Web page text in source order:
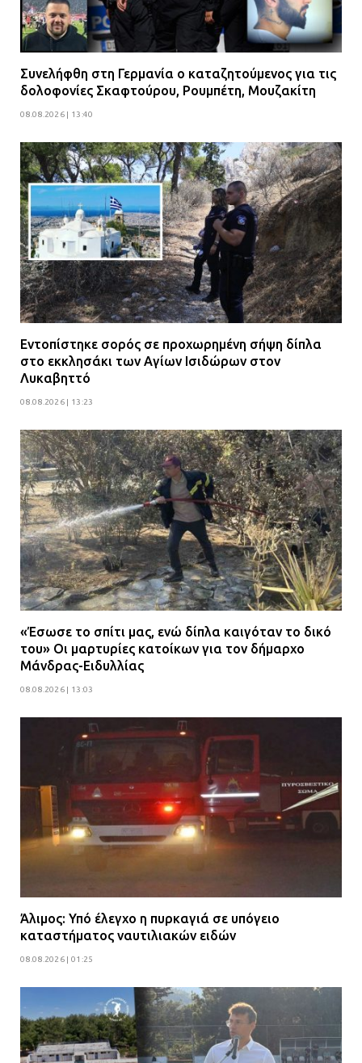
αστυνομικών
08.07.2026 | 16:24
Ο δήμαρχος Μάνδρας δώρισε όλους
τους μισθούς του 2025 στο Θριάσιο
08.07.2026 | 15:02
Συνελήφθη στη Γερμανία ο καταζητούμενος για τις
δολοφονίες Σκαφτούρου, Ρουμπέτη, Μουζακίτη
08.08.2026 | 13:40
Εντοπίστηκε σορός σε προχωρημένη σήψη δίπλα
στο εκκλησάκι των Αγίων Ισιδώρων στον
Λυκαβηττό
08.08.2026 | 13:23
«Έσωσε το σπίτι μας, ενώ δίπλα καιγόταν το δικό
του» Οι μαρτυρίες κατοίκων για τον δήμαρχο
Μάνδρας-Ειδυλλίας
08.08.2026 | 13:03
Άλιμος: Υπό έλεγχο η πυρκαγιά σε υπόγειο
καταστήματος ναυτιλιακών ειδών
08.08.2026 | 01:25